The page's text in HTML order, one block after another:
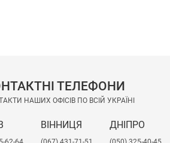
ТЕЛЕФОНИ
НАШИХ ОФІСІВ ПО ВСІЙ УКРАЇНІ
ВІННИЦЯ ДНІПРО